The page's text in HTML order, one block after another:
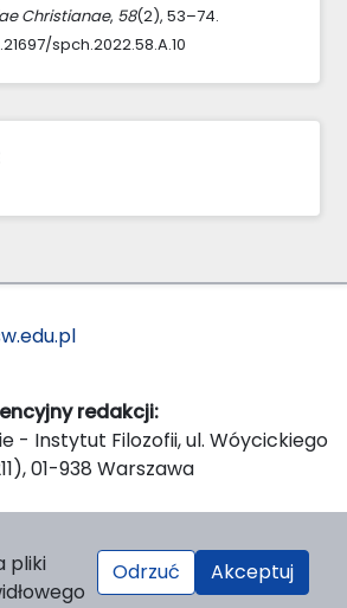
Christianae, 58(2), 53–74.
spch.2022.58.A.10
redakcji:
- Instytut Filozofii, ul. Wóycickiego
01-938 Warszawa
UKSW, ul. Dewajtis 5, domek
pliki
Odrzuć Akceptuj